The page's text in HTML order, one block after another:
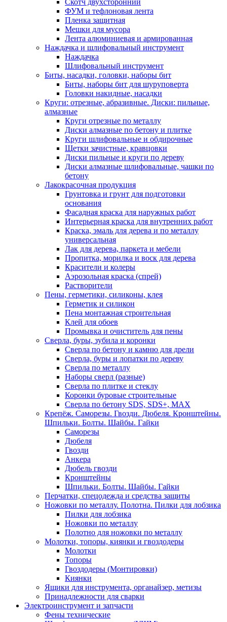
Скотч двухсторонний
ФУМ и тефлоновая лента
Пленка защитная
Мешки для мусора
Лента алюминиевая и армированная
Наждачка и шлифовальный инструмент
Наждачка
Шлифовальный инструмент
Биты, насадки, головки, наборы бит
Биты, наборы бит для шуруповерта
Головки накидные, насадки
Круги: отрезные, абразивные. Диски: пильные,
алмазные
Круги отрезные по металлу
Диски алмазные по бетону и плитке
Круги шлифовальные и обдирочные
Щетки зачистные, кравцовки
Диски пильные и круги по дереву
Диски алмазные шлифовальные, чашки по
бетону
Лакокрасочная продукция
Грунтовка и грунт для подготовки
основания
Фасадная краска для наружных работ
Интерьерная краска для внутренних работ
Краска, эмаль для дерева и по металлу
универсальная
Лак для дерева, паркета и мебели
Пропитка, морилка и воск для дерева
Красители и колеры
Аэрозольная краска (спрей)
Растворители
Пены, герметики, силиконы, клея
Герметик и силикон
Пена монтажная строительная
Клей для обоев
Промывка и очиститель для пены
Сверла, буры, зубила и коронки
Сверла по бетону и камню для дрели
Сверла, буры и лопатки по дереву
Сверла по металлу
Наборы сверл (разные)
Сверла по плитке и стеклу
Коронки буровые строительные
Сверла по бетону SDS, SDS+, MAX
Крепёж. Саморезы. Гвозди. Дюбеля. Кронштейны.
Шпильки. Болты. Шайбы. Гайки
Саморезы
Дюбеля
Гвозди
Анкера
Дюбель гвозди
Кронштейны
Шпильки. Болты. Шайбы. Гайки
Перчатки, спецодежда и средства защиты
Ножовки по металлу. Полотна. Пилки для лобзика
Пилки для лобзика
Ножовки по металлу
Полотно для ножовки по металлу
Молотки, топоры, киянки и гвоздодеры
Молотки
Топоры
Гвоздодеры (Монтировки)
Киянки
Ящики для инструмента, органайзер, метизы
Принадлежности для сварки
Электроинструмент и запчасти
Фены технические